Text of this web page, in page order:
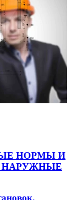
НОРМЫ И
НАРУЖНЫЕ